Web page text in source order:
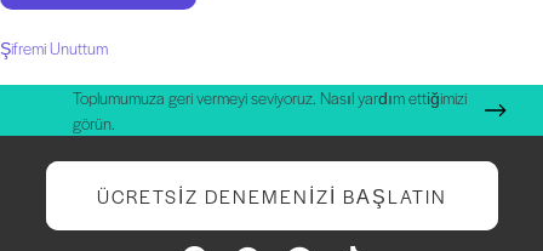
Şifremi Unuttum
Toplumumuza geri vermeyi seviyoruz. Nasıl yardım ettiğimizi
görün.
ÜCRETSIZ DENEMENIZI BAŞLATIN